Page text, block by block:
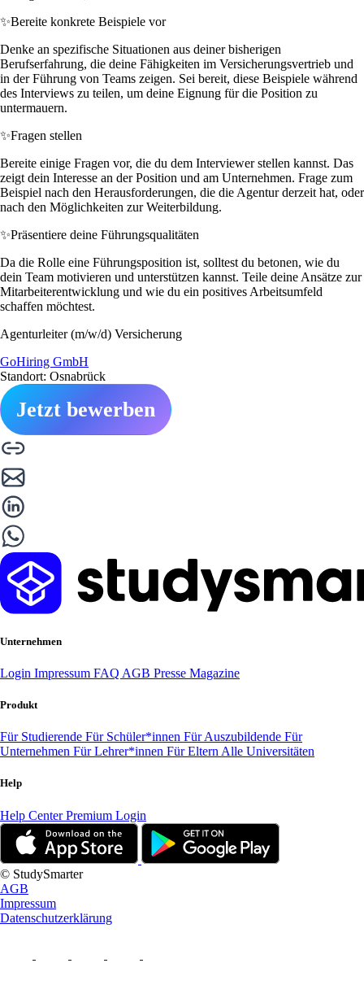
✨Bereite konkrete Beispiele vor
Denke an spezifische Situationen aus deiner bisherigen
Berufserfahrung, die deine Fähigkeiten im Versicherungsvertrieb und
in der Führung von Teams zeigen. Sei bereit, diese Beispiele während
des Interviews zu teilen, um deine Eignung für die Position zu
untermauern.
✨Fragen stellen
Bereite einige Fragen vor, die du dem Interviewer stellen kannst. Das
zeigt dein Interesse an der Position und am Unternehmen. Frage zum
Beispiel nach den Herausforderungen, die die Agentur derzeit hat, oder
nach den Möglichkeiten zur Weiterbildung.
✨Präsentiere deine Führungsqualitäten
Da die Rolle eine Führungsposition ist, solltest du betonen, wie du
dein Team motivieren und unterstützen kannst. Teile deine Ansätze zur
Mitarbeiterentwicklung und wie du ein positives Arbeitsumfeld
schaffen möchtest.
Agenturleiter (m/w/d) Versicherung
GoHiring GmbH
Standort: Osnabrück
Jetzt bewerben
Unternehmen
Login Impressum FAQ AGB Presse Magazine
Produkt
Für Studierende Für Schüler*innen Für Auszubildende Für
Unternehmen Für Lehrer*innen Für Eltern Alle Universitäten
Help
Help CenterPremium Login
© StudySmarter
AGB
Impressum
Datenschutzerklärung